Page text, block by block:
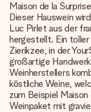
Maison de la
Dieser Hauswein
Luc Pirlet aus der
hergestellt. Ein
Zierikzee, in der
großartige
Weinherstellers
köstliche Weine,
zum Beispiel
Weinpaket mit